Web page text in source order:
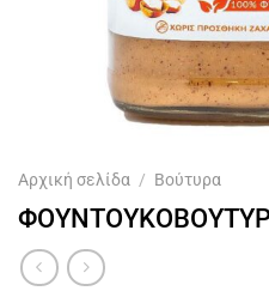
Αρχική σελίδα / Βούτυρα